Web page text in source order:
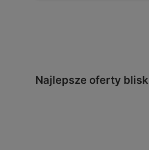
Najlepsze oferty